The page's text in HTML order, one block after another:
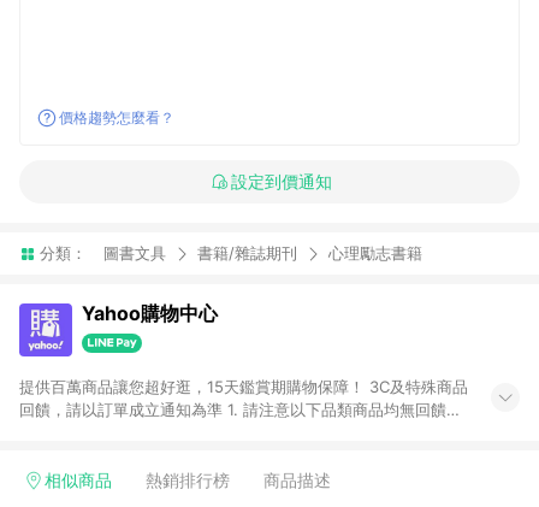
價格趨勢怎麼看？
設定到價通知
分類： 圖書文具 書籍/雜誌期刊 心理勵志書籍
Yahoo購物中心
提供百萬商品讓您超好逛，15天鑑賞期購物保障！ 3C及特殊商品
回饋，請以訂單成立通知為準 1. 請注意以下品類商品均無回饋：
電玩/遊戲/相機/單眼/鏡頭/拍立得 [2024/6/1起適用] -內接硬
相似商品 熱銷排行榜 商品描述